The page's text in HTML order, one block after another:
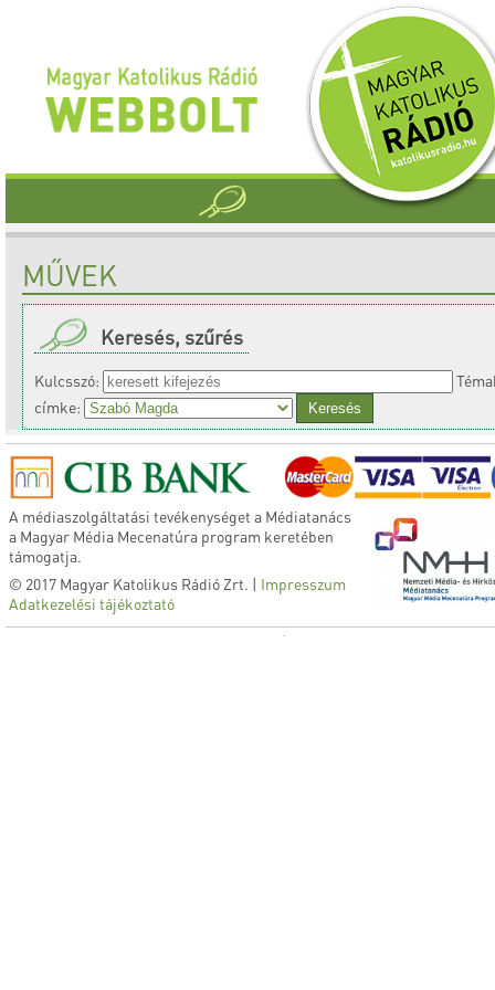
MŰVEK
Keresés, szűrés
Kulcsszó:
címke:
A médiaszolgáltatási tevékenységet a Médiatanács
a Magyar Média Mecenatúra program keretében
támogatja.
© 2017 Magyar Katolikus Rádió Zrt. | Impresszum
Adatkezelési tájékoztató